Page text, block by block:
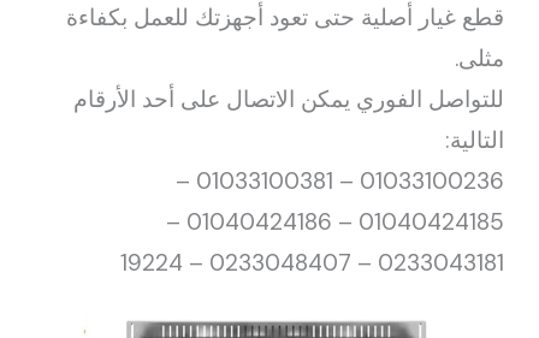
قطع غيار أصلية حتى تعود أجهزتك للعمل بكفاءة
مثلى.
للتواصل الفوري يمكن الاتصال على أحد الأرقام
التالية:
01033100236 – 01033100381 –
01040424185 – 01040424186 –
0233043181 – 0233048407 – 19224